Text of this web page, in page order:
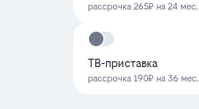
рассрочка 265₽ на 24 мес.
ТВ-приставка
рассрочка 190₽ на 36 мес.